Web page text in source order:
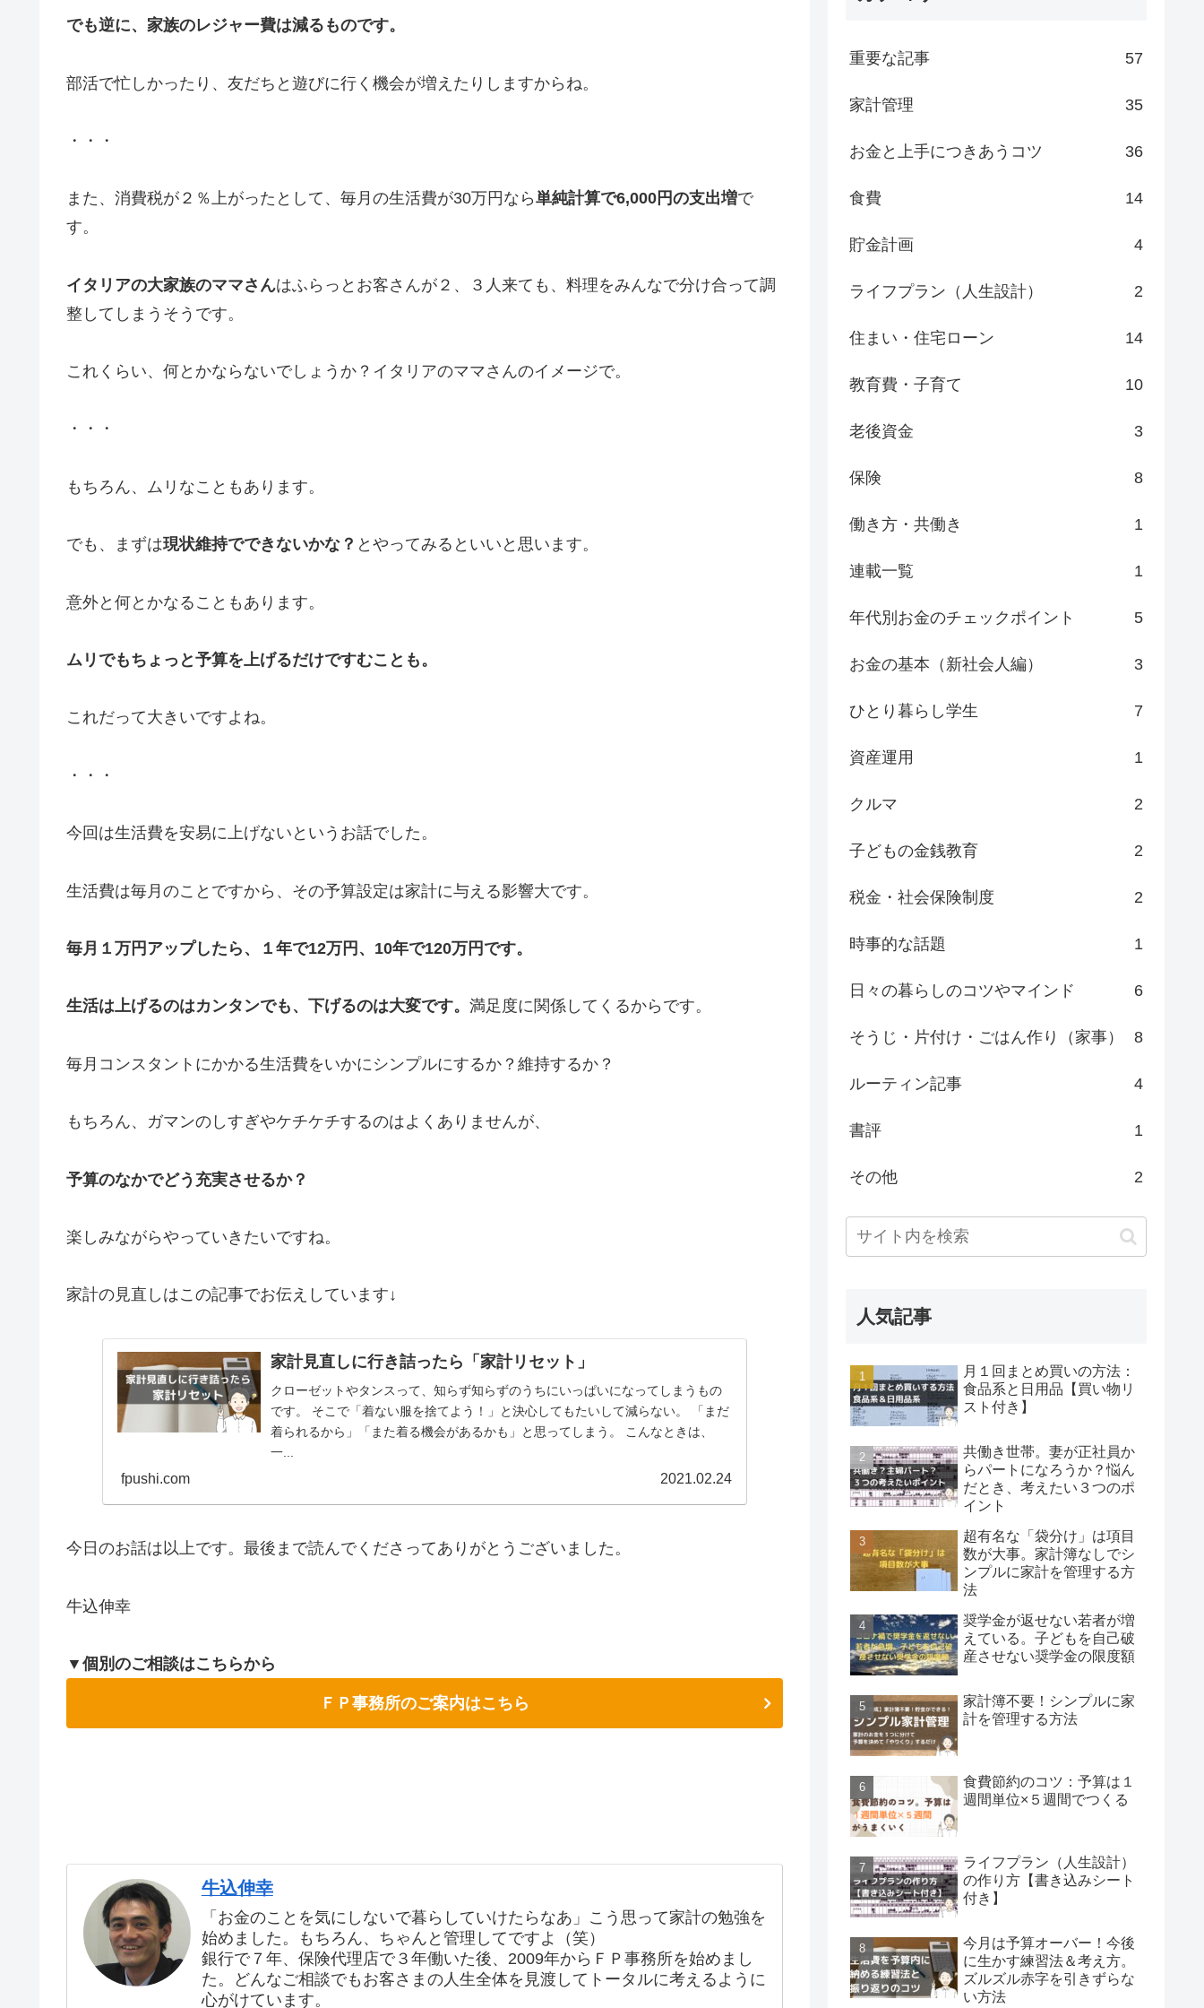
でも逆に、家族のレジャー費は減るものです。
部活で忙しかったり、友だちと遊びに行く機会が増えたりしますからね。
・・・
また、消費税が２％上がったとして、毎月の生活費が30万円なら単純計算で6,000円の支出増で
す。
イタリアの大家族のママさんはふらっとお客さんが２、３人来ても、料理をみんなで分け合って調
整してしまうそうです。
これくらい、何とかならないでしょうか？イタリアのママさんのイメージで。
・・・
もちろん、ムリなこともあります。
でも、まずは現状維持でできないかな？ とやってみるといいと思います。
意外と何とかなることもあります。
ムリでもちょっと予算を上げるだけですむことも。
これだって大きいですよね。
・・・
今回は生活費を安易に上げないというお話でした。
生活費は毎月のことですから、その予算設定は家計に与える影響大です。
毎月１万円アップしたら、１年で12万円、10年で120万円です。
生活は上げるのはカンタンでも、下げるのは大変です。 満足度に関係してくるからです。
毎月コンスタントにかかる生活費をいかにシンプルにするか？維持するか？
もちろん、ガマンのしすぎやケチケチするのはよくありませんが、
予算のなかでどう充実させるか？
楽しみながらやっていきたいですね。
家計の見直しはこの記事でお伝えしています↓
家計見直しに行き詰ったら「家計リセット」
クローゼットやタンスって、知らず知らずのうちにいっぱいになってしまうもの
です。 そこで「着ない服を捨てよう！」と決心してもたいして減らない。 「まだ
着られるから」「また着る機会があるかも」と思ってしまう。 こんなときは、
一...
fpushi.com 2021.02.24
今日のお話は以上です。最後まで読んでくださってありがとうございました。
牛込伸幸
▼個別のご相談はこちらから
ＦＰ事務所のご案内はこちら
牛込伸幸
「お金のことを気にしないで暮らしていけたらなあ」こう思って家計の勉強を
始めました。もちろん、ちゃんと管理してですよ（笑）
銀行で７年、保険代理店で３年働いた後、2009年からＦＰ事務所を始めまし
た。どんなご相談でもお客さまの人生全体を見渡してトータルに考えるように
心がけています。
重要な記事 57
家計管理 35
お金と上手につきあうコツ 36
食費 14
貯金計画 4
ライフプラン（人生設計） 2
住まい・住宅ローン 14
教育費・子育て 10
老後資金 3
保険 8
働き方・共働き 1
連載一覧 1
年代別お金のチェックポイント 5
お金の基本（新社会人編） 3
ひとり暮らし学生 7
資産運用 1
クルマ 2
子どもの金銭教育 2
税金・社会保険制度 2
時事的な話題 1
日々の暮らしのコツやマインド 6
そうじ・片付け・ごはん作り（家事） 8
ルーティン記事 4
書評 1
その他 2
人気記事
月１回まとめ買いの方法：
食品系と日用品【買い物リ
スト付き】
共働き世帯。妻が正社員か
らパートになろうか？悩ん
だとき、考えたい３つのポ
イント
超有名な「袋分け」は項目
数が大事。家計簿なしでシ
ンプルに家計を管理する方
法
奨学金が返せない若者が増
えている。子どもを自己破
産させない奨学金の限度額
家計簿不要！シンプルに家
計を管理する方法
食費節約のコツ：予算は１
週間単位×５週間でつくる
ライフプラン（人生設計）
の作り方【書き込みシート
付き】
今月は予算オーバー！今後
に生かす練習法＆考え方。
ズルズル赤字を引きずらな
い方法